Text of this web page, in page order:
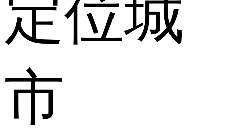
定位城
市